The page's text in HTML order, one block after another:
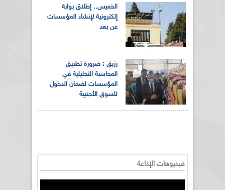
الخميس.. إطلاق بوابة
إلكترونية لإنشاء المؤسسات
عن بعد
رزيق : ضرورة تطبيق
المحاسبة التحليلية في
المؤسسات لضمان الدخول
للسوق الأجنبية
فيديوهات الإذاعة